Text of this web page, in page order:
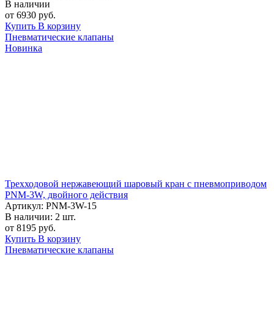
В наличии
от 6930 руб.
Купить В корзину
Пневматические клапаны
Новинка
Трехходовой нержавеющий шаровый кран с пневмоприводом
PNM-3W, двойного действия
Артикул: PNM-3W-15
В наличии: 2 шт.
от 8195 руб.
Купить В корзину
Пневматические клапаны